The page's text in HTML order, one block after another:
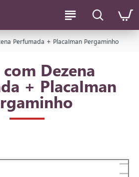
Perfumada + PlacaIman Pergaminho
Dezena
+ PlacaIman